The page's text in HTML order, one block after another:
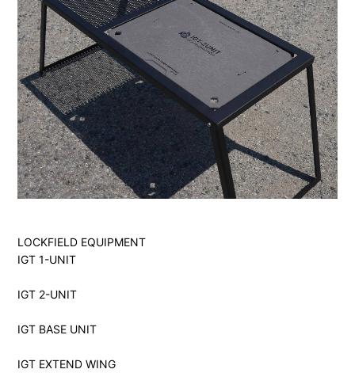
LOCKFIELD EQUIPMENT
IGT 1-UNIT
IGT 2-UNIT
IGT BASE UNIT
IGT EXTEND WING